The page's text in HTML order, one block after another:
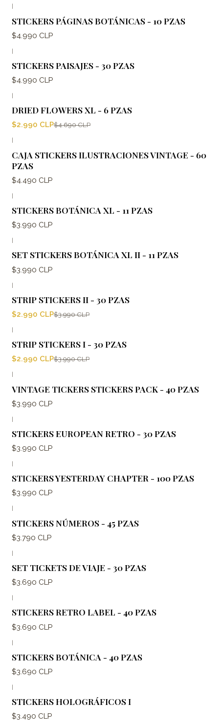
STICKERS PÁGINAS BOTÁNICAS - 10 PZAS
$4.990 CLP
|
STICKERS PAISAJES - 30 PZAS
$4.990 CLP
DRIED FLOWERS XL - 6 PZAS
$2.990 CLP$4.690 CLP
CAJA STICKERS ILUSTRACIONES VINTAGE - 60
PZAS
$4.490 CLP
|
STICKERS BOTÁNICA XL - 11 PZAS
$3.990 CLP
SET STICKERS BOTÁNICA XL II - 11 PZAS
$3.990 CLP
|
STRIP STICKERS II - 30 PZAS
$2.990 CLP$3.990 CLP
STRIP STICKERS I - 30 PZAS
$2.990 CLP$3.990 CLP
VINTAGE TICKERS STICKERS PACK - 40 PZAS
$3.990 CLP
|
STICKERS EUROPEAN RETRO - 30 PZAS
$3.990 CLP
STICKERS YESTERDAY CHAPTER - 100 PZAS
$3.990 CLP
STICKERS NÚMEROS - 45 PZAS
$3.790 CLP
|
SET TICKETS DE VIAJE - 30 PZAS
$3.690 CLP
STICKERS RETRO LABEL - 40 PZAS
$3.690 CLP
|
STICKERS BOTÁNICA - 40 PZAS
$3.690 CLP
STICKERS HOLOGRÁFICOS I
$3.490 CLP